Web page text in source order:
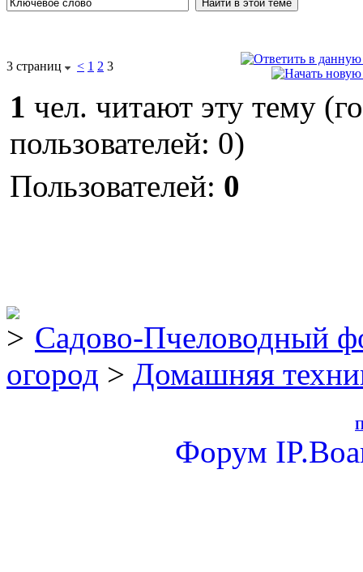
3 страниц < 1 2 3
1 чел. читают эту тему
пользователей: 0)
Пользователей: 0
Садово-Пчеловодный
огород > Домашняя
Форум